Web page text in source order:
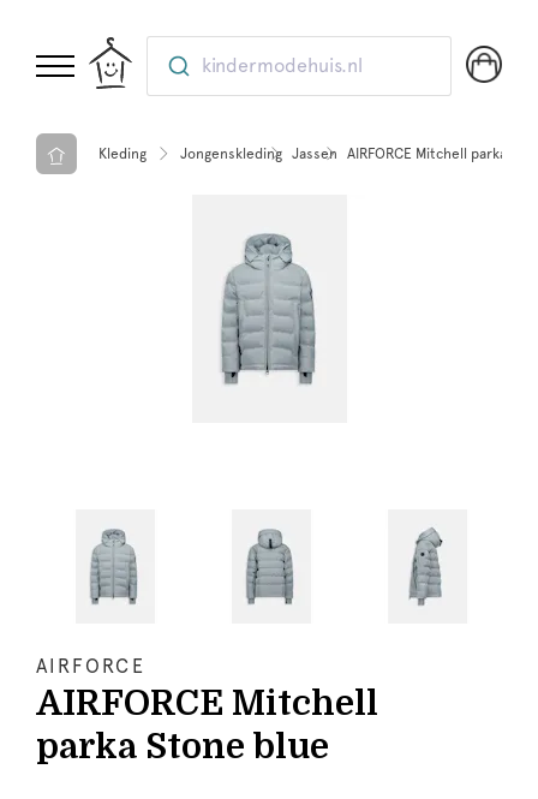
kindermodehuis.nl
Kleding Jongenskleding Jassen AIRFORCE Mitchell parka
AIRFORCE
AIRFORCE Mitchell
parka Stone blue